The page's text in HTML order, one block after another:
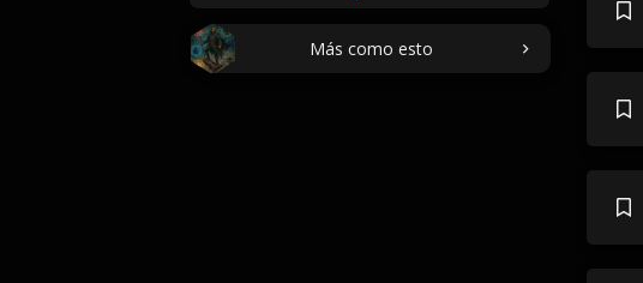
Más como esto